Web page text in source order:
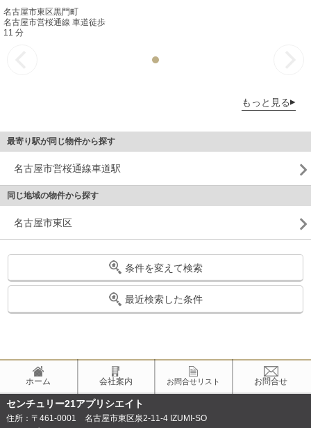
名古屋市東区黒門町
名古屋市営桜通線 車道徒歩
11 分
もっと見る
最寄り駅が同じ物件から探す
名古屋市営桜通線車道駅
同じ地域の物件から探す
名古屋市東区
条件を変えて検索
最近検索した条件
ホーム 会社案内 お問合せリスト お問合せ
センチュリー21アプリシエイト
住所：〒461-0001 名古屋市東区泉2-11-4 IZUMI-SO